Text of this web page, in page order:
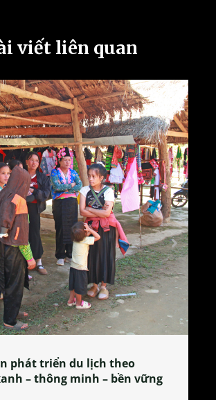
viết liên quan
Làng làm bánh tẻ Phú Nhi – nơi
tỏa đặc sản xứ Đoài